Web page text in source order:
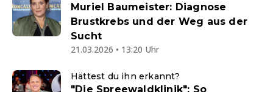
Muriel Baumeister: Diagnose
Brustkrebs und der Weg aus der
Sucht
21.03.2026 • 13:20 Uhr
Hättest du ihn erkannt?
"Die Spreewaldklinik": So